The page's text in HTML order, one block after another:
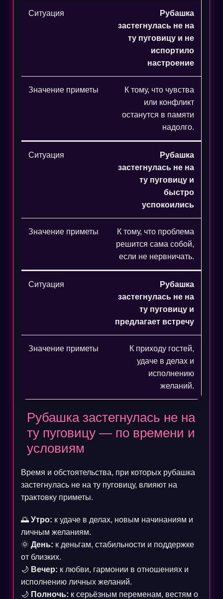
Рубашка
застегнулась не на
ту пуговицу и не
испортило
настроение
К тому, что чувства
или конфликт
останутся в памяти
надолго.
Рубашка
застегнулась не на
ту пуговицу и
быстро
успокоились
К тому, что проблема
решится сама собой,
если не нервничать.
Рубашка
застегнулась не на
ту пуговицу и
предлагает встречу
К приходу гостей,
удаче в делах и
исполнению
желаний.
Рубашка застегнулась не на
ту пуговицу — по времени и
условиям
Время и обстоятельства, при которых рубашка
застегнулась не на ту пуговицу, влияют на
трактовку приметы.
🌅 Утро: к удаче в делах, новым начинаниям и
личным желаниям.
🌞 День: к деньгам, стабильности и поддержке
от близких.
🌙 Вечер: к любви, гармонии в отношениях и
исполнению личных желаний.
🌙 Полночь: к серьёзным переменам, вестям о